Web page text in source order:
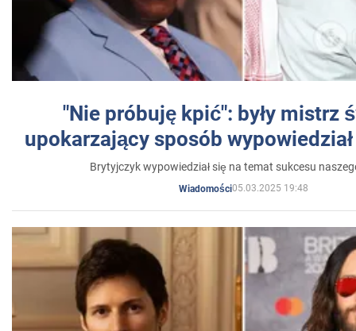
"Nie próbuję kpić": były mistrz
upokarzający sposób
Brytyjczyk wypowiedział się na temat sukcesu
Wiadomości05.03.2025 19:48